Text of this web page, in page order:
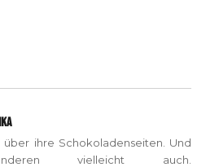
über ihre Schokoladenseiten. Und
vielleicht auch.